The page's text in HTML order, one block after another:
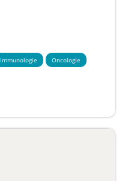
Immunologie Oncologie